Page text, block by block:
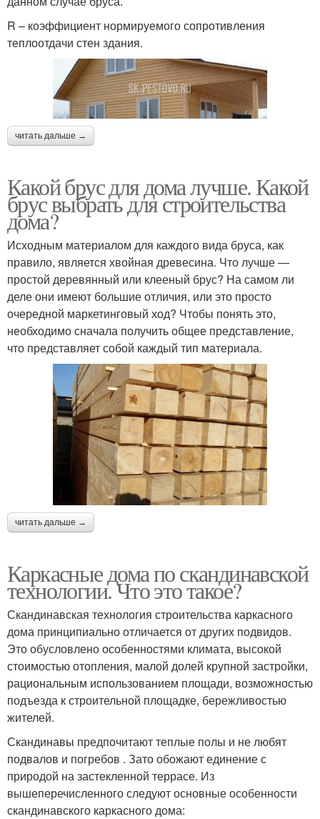
R – коэффициент нормируемого сопротивления
теплоотдачи стен здания.
читать дальше →
Какой брус для дома лучше. Какой
брус выбрать для строительства
дома?
Исходным материалом для каждого вида бруса, как
правило, является хвойная древесина. Что лучше —
простой деревянный или клееный брус? На самом ли
деле они имеют большие отличия, или это просто
очередной маркетинговый ход? Чтобы понять это,
необходимо сначала получить общее представление,
что представляет собой каждый тип материала.
читать дальше →
Каркасные дома по скандинавской
технологии. Что это такое?
Скандинавская технология строительства каркасного
дома принципиально отличается от других подвидов.
Это обусловлено особенностями климата, высокой
стоимостью отопления, малой долей крупной застройки,
рациональным использованием площади, возможностью
подъезда к строительной площадке, бережливостью
жителей.
Скандинавы предпочитают теплые полы и не любят
подвалов и погребов . Зато обожают единение с
природой на застекленной террасе. Из
вышеперечисленного следуют основные особенности
скандинавского каркасного дома: